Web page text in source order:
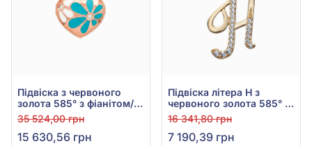
Підвіска з червоного
золота 585° з фіанітом/
куб.цирконієм, емаллю
бірюзовою та емаллю,
арт. 5010011
35 524,00 грн
15 630,56 грн
Підвіска літера Н з
червоного золота 585° з
фіанітом/куб.цирконієм,
арт. ПВ884и
16 341,80 грн
7 190,39 грн